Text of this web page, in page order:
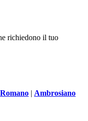
richiedono il tuo
Romano | Ambrosiano